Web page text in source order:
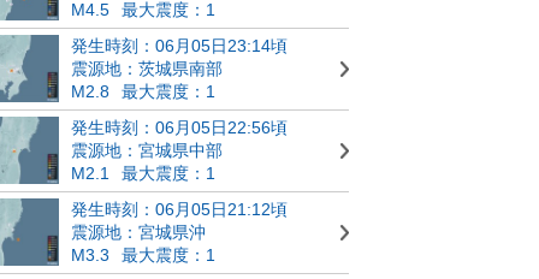
M4.5
最大震度：1
発生時刻：06月05日23:14頃
震源地：茨城県南部
M2.8
最大震度：1
発生時刻：06月05日22:56頃
震源地：宮城県中部
M2.1
最大震度：1
発生時刻：06月05日21:12頃
震源地：宮城県沖
M3.3
最大震度：1